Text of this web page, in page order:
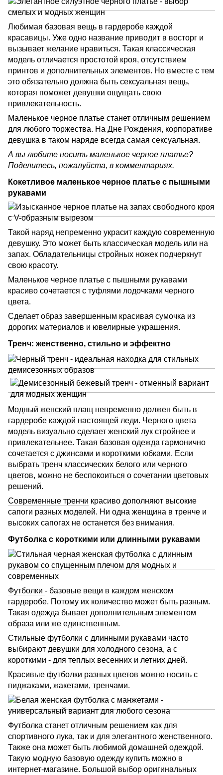
Любимая базовая вещь в гардеробе каждой
красавицы. Уже одно название приводит в восторг и
вызывает желание нравиться. Такая классическая
модель отличается простотой кроя, отсутствием
принтов и дополнительных элементов. Но вместе с тем
это обязательно должна быть сексуальная вещь,
которая поможет девушки ощущать свою
привлекательность.
Маленькое черное платье станет отличным решением
для любого торжества. На Дне Рождения, корпоративе
девушка в таком наряде всегда самая сексуальная.
А вы любите носить маленькое черное платье?
Поделитесь, пожалуйста, в комментариях.
Кокетливое маленькое черное платье с пышными
рукавами
Такой наряд непременно украсит каждую современную
девушку. Это может быть классическая модель или на
запах. Обладательницы стройных ножек подчеркнут
свою красоту.
Маленькое черное платье с пышными рукавами
красиво сочетается с туфлями лодочками черного
цвета.
Сделает образ завершенным красивая сумочка из
дорогих материалов и ювелирные украшения.
Тренч: женственно, стильно и эффектно
Модный женский плащ непременно должен быть в
гардеробе каждой настоящей леди. Черного цвета
модель визуально сделает женский лук стройнее и
привлекательнее. Такая базовая одежда гармонично
сочетается с джинсами и короткими юбками. Если
выбрать тренч классических белого или черного
цветов, можно не беспокоиться о сочетании цветовых
решений.
Современные тренчи красиво дополняют высокие
сапоги разных моделей. Ни одна женщина в тренче и
высоких сапогах не останется без внимания.
Футболка с короткими или длинными рукавами
Футболки - базовые вещи в каждом женском
гардеробе. Потому их количество может быть разным.
Такая одежда бывает дополнительным элементом
образа или же единственным.
Стильные футболки с длинными рукавами часто
выбирают девушки для холодного сезона, а с
короткими - для теплых весенних и летних дней.
Красивые футболки разных цветов можно носить с
пиджаками, жакетами, тренчами.
Футболка станет отличным решением как для
спортивного лука, так и для элегантного женственного.
Также она может быть любимой домашней одеждой.
Такую модную базовую одежду купить можно в
интернет-магазине. Большой выбор оригинальных